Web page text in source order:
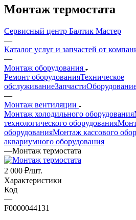
Монтаж термостата
Сервисный центр Балтик Мастер
—
Каталог услуг и запчастей от
—
Монтаж оборудования
Ремонт оборудованияТехническое
обслуживаниеЗапчасти
—
Монтаж вентиляции
Монтаж холодильного оборудования
технологического оборудования
оборудованияМонтаж кассового
аквариумного оборудования
—Монтаж термостата
2 000 ₽/шт.
Характеристики
Код
—
F0000044131